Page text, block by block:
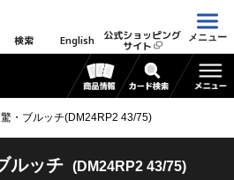
検索 English 公式ショッピング
サイト
メニュー
・ブルッチ(DM24RP2 43/75)
ルッチ (DM24RP2 43/75)